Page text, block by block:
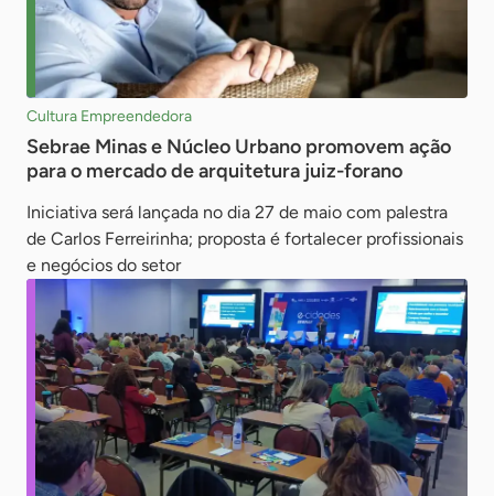
Cultura Empreendedora
Sebrae Minas e Núcleo Urbano promovem ação
para o mercado de arquitetura juiz-forano
Iniciativa será lançada no dia 27 de maio com palestra
de Carlos Ferreirinha; proposta é fortalecer profissionais
e negócios do setor